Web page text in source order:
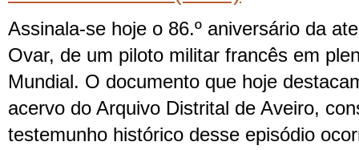
Assinala-se hoje o 86.º aniversário da
Ovar, de um piloto militar francês em
Mundial. O documento que hoje
acervo do Arquivo Distrital de Aveiro,
testemunho histórico desse episódio